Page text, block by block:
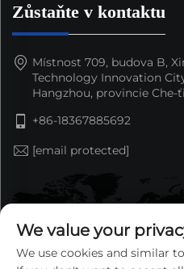
Zůstaňte v kontaktu
Místnost 709, budova B,
Technology Innovation
Hangzhou, provincie Che-
+86-18367885692
[email protected]
We value your
We use cookies and similar